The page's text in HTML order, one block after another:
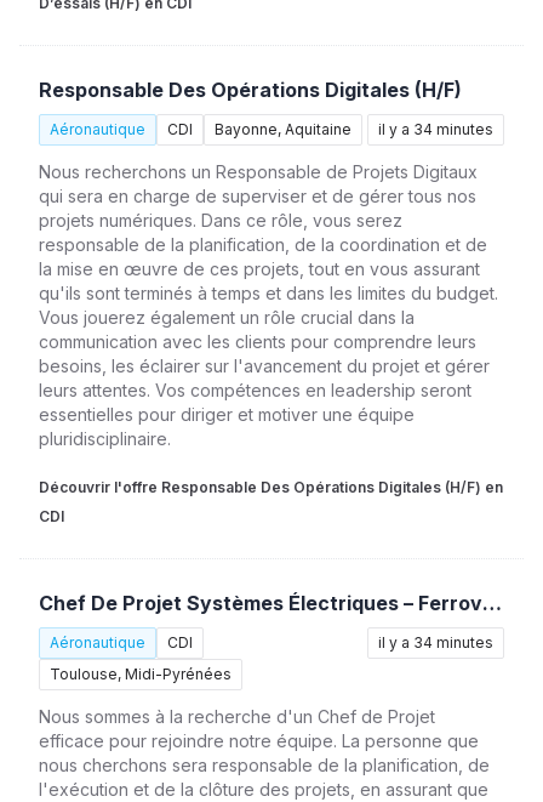
Responsable Des Opérations Digitales (H/F)
Aéronautique CDI Bayonne, Aquitaine il y a 34 minutes
Nous recherchons un Responsable de Projets Digitaux
qui sera en charge de superviser et de gérer tous nos
projets numériques. Dans ce rôle, vous serez
responsable de la planification, de la coordination et de
la mise en œuvre de ces projets, tout en vous assurant
qu'ils sont terminés à temps et dans les limites du budget.
Vous jouerez également un rôle crucial dans la
communication avec les clients pour comprendre leurs
besoins, les éclairer sur l'avancement du projet et gérer
leurs attentes. Vos compétences en leadership seront
essentielles pour diriger et motiver une équipe
pluridisciplinaire.
Découvrir l'offre Responsable Des Opérations Digitales (H/F) en
CDI
Chef De Projet Systèmes Électriques – Ferroviaire (H/F)
Aéronautique
CDI
Toulouse, Midi-Pyrénées
il y a 34 minutes
Nous sommes à la recherche d'un Chef de Projet
efficace pour rejoindre notre équipe. La personne que
nous cherchons sera responsable de la planification, de
l'exécution et de la clôture des projets, en assurant que